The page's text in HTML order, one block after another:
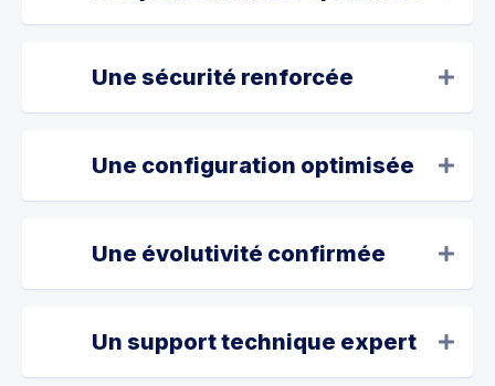
Une sécurité renforcée
Une configuration optimisée
Une évolutivité confirmée
Un support technique expert